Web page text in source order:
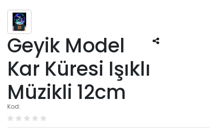
Geyik Model
Kar Küresi Işıklı
Müzikli 12cm
Kod: